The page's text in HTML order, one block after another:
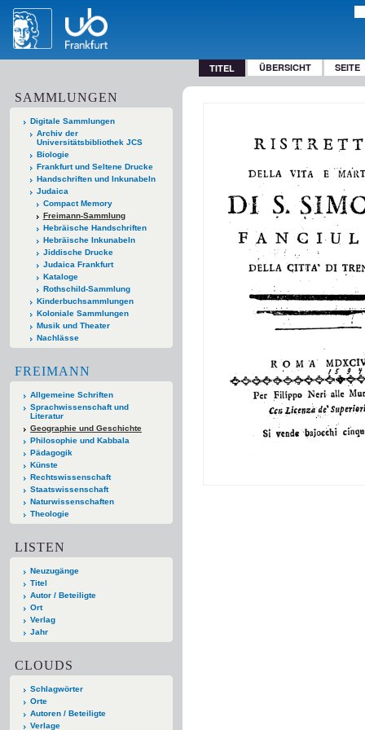
TITEL ÜBERSICHT SEITE
SAMMLUNGEN
Digitale Sammlungen
Archiv der
Universitätsbibliothek JCS
Biologie
Frankfurt und Seltene Drucke
Handschriften und Inkunabeln
Judaica
Compact Memory
Freimann-Sammlung
Hebräische Handschriften
Hebräische Inkunabeln
Jiddische Drucke
Judaica Frankfurt
Kataloge
Rothschild-Sammlung
Kinderbuchsammlungen
Koloniale Sammlungen
Musik und Theater
Nachlässe
FREIMANN
Allgemeine Schriften
Sprachwissenschaft und
Literatur
Geographie und Geschichte
Philosophie und Kabbala
Pädagogik
Künste
Rechtswissenschaft
Staatswissenschaft
Naturwissenschaften
Theologie
LISTEN
Neuzugänge
Titel
Autor / Beteiligte
Ort
Verlag
Jahr
CLOUDS
Schlagwörter
Orte
Autoren / Beteiligte
Verlage